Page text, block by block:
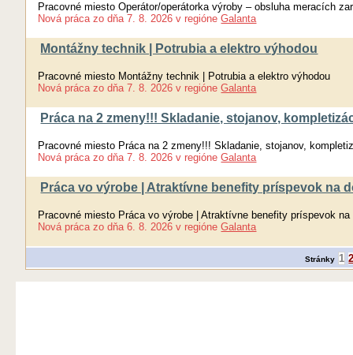
Pracovné miesto Operátor/operátorka výroby – obsluha meracích
Nová práca zo dňa 7. 8. 2026 v regióne Galanta
Montážny technik | Potrubia a elektro výhodou
Pracovné miesto Montážny technik | Potrubia a elektro výhodou
Nová práca zo dňa 7. 8. 2026 v regióne Galanta
Práca na 2 zmeny!!! Skladanie, stojanov,
Pracovné miesto Práca na 2 zmeny!!! Skladanie, stojanov,
Nová práca zo dňa 7. 8. 2026 v regióne Galanta
Práca vo výrobe | Atraktívne benefity príspevok na
Pracovné miesto Práca vo výrobe | Atraktívne benefity príspevok
Nová práca zo dňa 6. 8. 2026 v regióne Galanta
Stránky 1